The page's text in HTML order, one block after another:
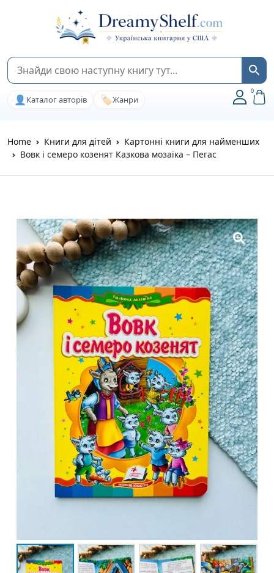
👤 Каталог авторів 🏷️Жанри
0
Home Книги для дітей
Картонні книги для найменших
Вовк і семеро козенят Казкова мозаїка – Пегас